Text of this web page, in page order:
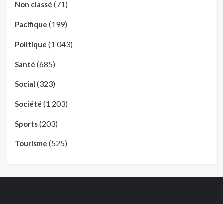
Non classé (71)
Pacifique (199)
Politique (1 043)
Santé (685)
Social (323)
Société (1 203)
Sports(203)
Tourisme (525)